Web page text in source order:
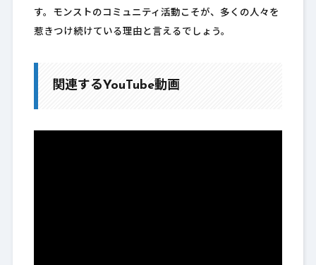
す。モンストのコミュニティ活動こそが、多くの人々を
惹きつけ続けている理由と言えるでしょう。
関連するYouTube動画